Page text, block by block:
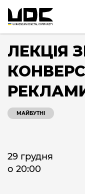
ЛЕКЦІЯ
МАЙБУТНІ
29 грудня
о 20:00